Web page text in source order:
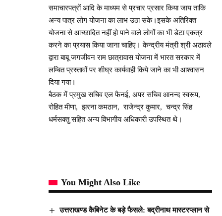
समाचारपत्रों आदि के माध्यम से प्रचार प्रसार किया जाय ताकि
अन्य पात्र लोग योजना का लाभ उठा सके।इसके अतिरिक्त
योजना से आच्छादित नहीं हो पाने वाले लोगों का भी डेटा एकत्र
करने का प्रयास किया जाना चाहिए। केन्द्रीय मंत्री श्री अठावले
द्वारा बाबू जगजीवन राम छात्रावास योजना में भारत सरकार में
लम्बित प्रस्तावों पर शीघ्र कार्यवाही किये जाने का भी आश्वासन
दिया गया।
बैठक में प्रमुख सचिव एल फैनई, अपर सचिव आनन्द स्वरूप,
रोहित मीणा, झरना कमठान, राजेन्द्र कुमार, चन्द्र सिंह
धर्मसक्तु सहित अन्य विभागीय अधिकारी उपस्थित थे।
You Might Also Like
उत्तराखण्ड कैबिनेट के बड़े फैसले: बद्रीनाथ मास्टरप्लान से